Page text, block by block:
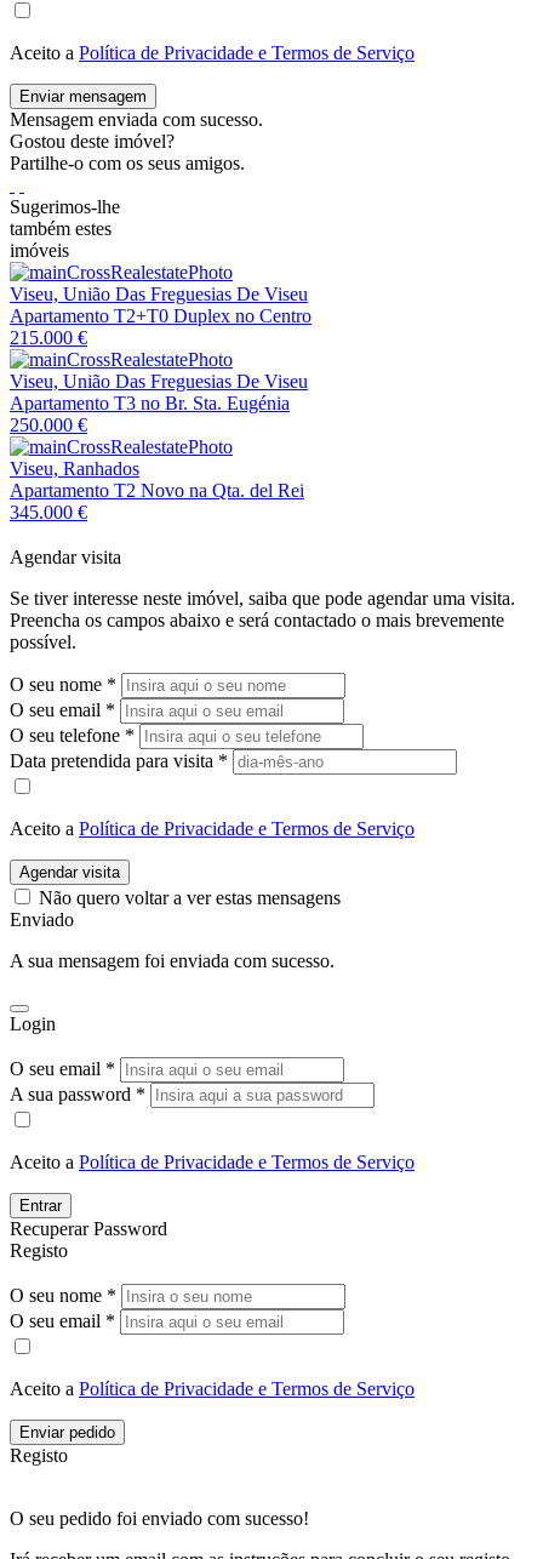
Aceito a Política de Privacidade e Termos de Serviço
Enviar mensagem
Mensagem enviada com sucesso.
Gostou deste imóvel?
Partilhe-o com os seus amigos.
Sugerimos-lhe
também estes
imóveis
Viseu, União Das Freguesias De Viseu
Apartamento T2+T0 Duplex no Centro
215.000 €
Viseu, União Das Freguesias De Viseu
Apartamento T3 no Br. Sta. Eugénia
250.000 €
Viseu, Ranhados
Apartamento T2 Novo na Qta. del Rei
345.000 €
Agendar visita
Se tiver interesse neste imóvel, saiba que pode agendar uma visita.
Preencha os campos abaixo e será contactado o mais brevemente
possível.
O seu nome *
O seu email *
O seu telefone *
Data pretendida para visita *
Aceito a Política de Privacidade e Termos de Serviço
Agendar visita
Não quero voltar a ver estas mensagens
Enviado
A sua mensagem foi enviada com sucesso.
Login
O seu email *
A sua password *
Aceito a Política de Privacidade e Termos de Serviço
Entrar
Recuperar Password
Registo
O seu nome *
O seu email *
Aceito a Política de Privacidade e Termos de Serviço
Enviar pedido
Registo
O seu pedido foi enviado com sucesso!